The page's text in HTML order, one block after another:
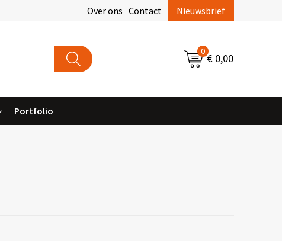
Over ons Contact Nieuwsbrief
0
€ 0,00
Portfolio